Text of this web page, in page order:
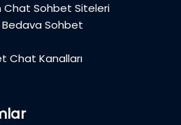
Chat Sohbet Siteleri
Sohbet
Chat Kanalları